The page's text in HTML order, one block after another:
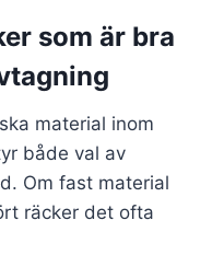
som är bra
material inom
både val av
Om fast material
räcker det ofta